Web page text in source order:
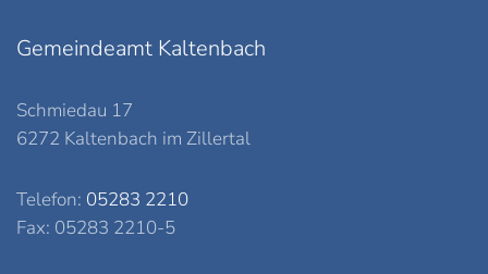
Gemeindeamt Kaltenbach
Schmiedau 17
6272 Kaltenbach im Zillertal
Telefon: 05283 2210
Fax: 05283 2210-5